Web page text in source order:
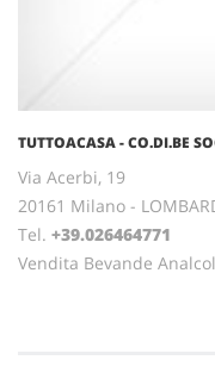
TUTTOACASA - CO.DI.BE
Via Acerbi, 19
20161 Milano -
Tel. +39.026464771
Vendita Bevande